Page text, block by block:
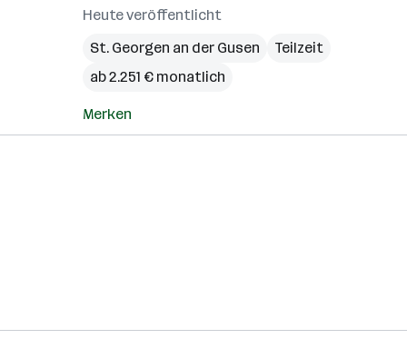
Heute veröffentlicht
St. Georgen an der Gusen
Teilzeit
ab 2.251 € monatlich
Merken